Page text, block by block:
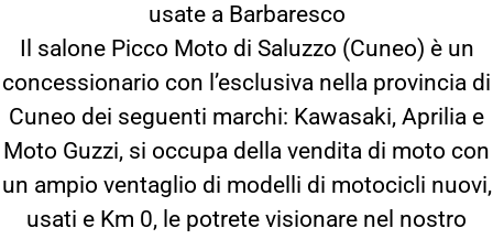
usate a Barbaresco
Il salone Picco Moto di Saluzzo (Cuneo) è un
concessionario con l’esclusiva nella provincia di
Cuneo dei seguenti marchi: Kawasaki, Aprilia e
Moto Guzzi, si occupa della vendita di moto con
un ampio ventaglio di modelli di motocicli nuovi,
usati e Km 0, le potrete visionare nel nostro